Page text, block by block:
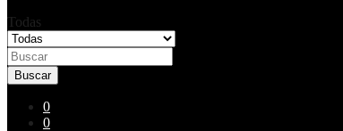
Todas
Buscar
0
0